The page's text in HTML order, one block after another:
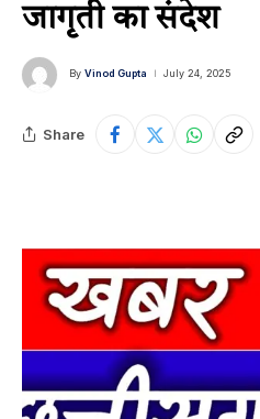
जागृती का संदेश
By Vinod Gupta July 24, 2025
Share